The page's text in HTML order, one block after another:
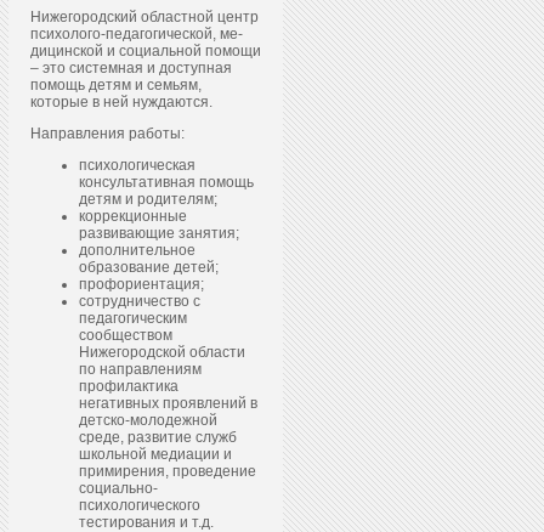
Нижегородский областной центр
пси­холо­го-пе­даго­гичес­кой, ме­
дицин­ской и со­ци­аль­ной по­мощи
– это системная и доступная
помощь детям и семьям,
которые в ней нуждаются.
Направления работы:
психологическая
консультативная помощь
детям и родителям;
коррекционные
развивающие занятия;
дополнительное
образование детей;
профориентация;
сотрудничество с
педагогическим
сообществом
Нижегородской области
по направлениям
профилактика
негативных проявлений в
детско-молодежной
среде, развитие служб
школьной медиации и
примирения, проведение
социально-
психологического
тестирования и т.д.